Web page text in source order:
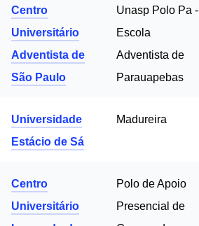
Centro
Universitário
Adventista de
São Paulo
Unasp Polo Pa -
Escola
Adventista de
Parauapebas
Universidade
Estácio de Sá
Madureira
Centro
Universitário
Polo de Apoio
Presencial de